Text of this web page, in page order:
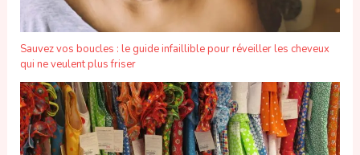
Sauvez vos boucles : le guide infaillible pour réveiller les cheveux
qui ne veulent plus friser